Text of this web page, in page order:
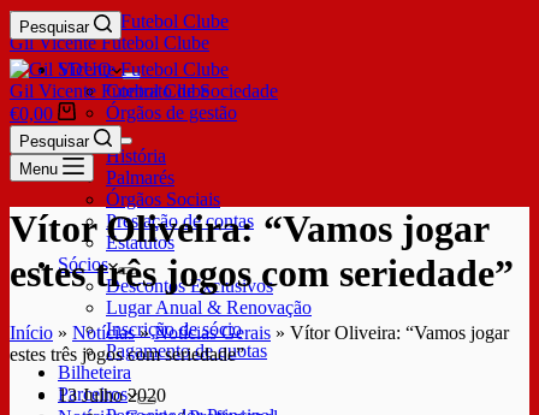
Gil Vicente Futebol Clube
Pesquisar
SDUQ
Contrato de Sociedade
Órgãos de gestão
Clube
História
Palmarés
Órgãos Sociais
Prestação de contas
Estatutos
Sócios
Descontos Exclusivos
Lugar Anual & Renovação
Inscrição de sócio
Pagamento de quotas
Bilheteira
Parceiros
Gil Vicente Futebol Clube
€0,00
Pesquisar
Menu
Vítor Oliveira: “Vamos jogar
estes três jogos com seriedade”
Início » Notícias»Notícias Gerais » Vítor Oliveira: “Vamos jogar
estes três jogos com seriedade”
13 Julho 2020